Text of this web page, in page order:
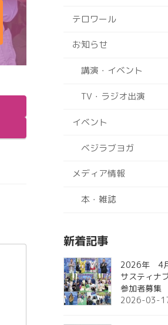
テロワール
お知らせ
講演・イベント
TV・ラジオ出演
イベント
ベジラブヨガ
メディア情報
本・雑誌
新着記事
2026年 4
サスティナ
参加者募集
2026-03-